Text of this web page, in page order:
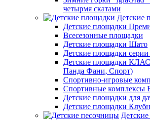
четырмя скатами
Детские
Детские площадки
Всесезонные площадки
Детские площадки Шато
Детские площадки
Детские площадки
Панда Фани, Спорт)
Спортивно-игровые
Спортивные комплексы
Детские площадки для
Детские площадки